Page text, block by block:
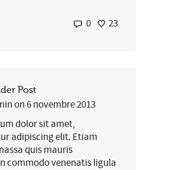
0 23
Post
on6 novembre 2013
dolor sit amet,
adipiscing elit. Etiam
quis mauris
commodo venenatis ligula